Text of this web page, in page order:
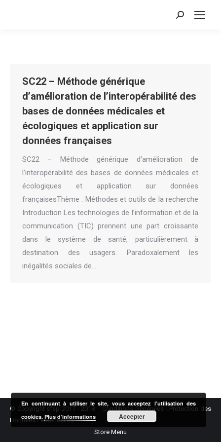
Search:
SC22 – Méthode générique
d’amélioration de l’interopérabilité des
bases de données médicales et
écologiques et application sur
données françaises
SC22 – Méthode générique d’amélioration de
l’interopérabilité des bases de données médicales et
écologiques et application sur données
françaisesThème : Méthodes et outils de la recherche
Introduction Les technologies de l’information et de la
communication (TIC) prennent une part croissante
dans le système de santé, particulièrement à
destination des usagers. Paradoxalement les
inégalités sociales de…
© Copyright sfsp 2017 - 2018 Conditions Générales - Protection des
Données Personnelles
Store Menu
En continuant à utiliser le site, vous acceptez l’utilisation des
cookies.Plus d’informations Accepter